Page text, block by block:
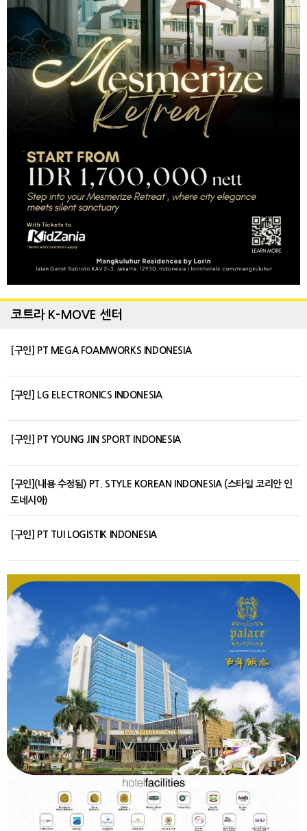
코트라 K-MOVE 센터
[구인] PT MEGA FOAMWORKS INDONESIA
[구인] LG ELECTRONICS INDONESIA
[구인] PT YOUNG JIN SPORT INDONESIA
[구인](내용 수정됨) PT. STYLE KOREAN INDONESIA (스타일 코리안 인
도네시아)
[구인] PT TUI LOGISTIK INDONESIA